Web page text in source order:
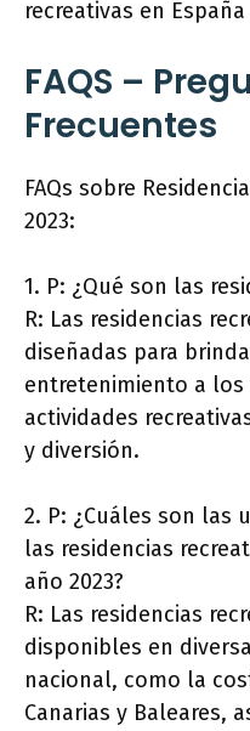
recreativas en
FAQS –
Frecuentes
FAQs sobre
2023:
1. P: ¿Qué son las
R: Las residencias
diseñadas para
entretenimiento a
actividades
y diversión.
2. P: ¿Cuáles son las
las residencias
año 2023?
R: Las residencias
disponibles en
nacional, como la
Canarias y Baleares,